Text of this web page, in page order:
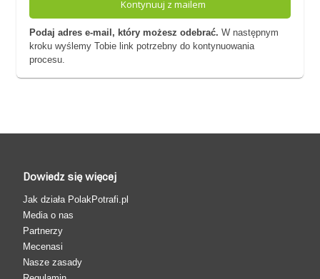
Kontynuuj z mailem
Podaj adres e-mail, który możesz odebrać. W następnym
kroku wyślemy Tobie link potrzebny do kontynuowania
procesu.
Dowiedz się więcej
Jak działa PolakPotrafi.pl
Media o nas
Partnerzy
Mecenasi
Nasze zasady